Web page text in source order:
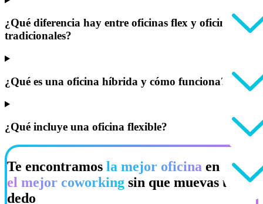
¿Qué diferencia hay entre oficinas flex y oficinas
tradicionales?
¿Qué es una oficina híbrida y cómo funciona?
¿Qué incluye una oficina flexible?
Te encontramos la mejor oficina en
el mejor coworking sin que muevas un
dedo